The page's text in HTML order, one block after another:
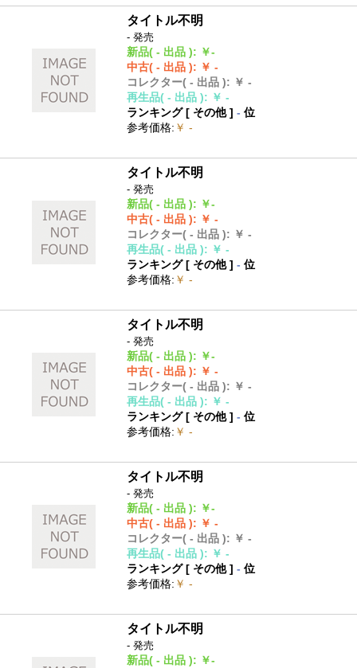
タイトル不明
- 発売
新品( - 出品 ): ￥-
中古( - 出品 ): ￥ -
コレクター( - 出品 ): ￥ -
再生品( - 出品 ): ￥ -
ランキング [ その他]- 位
参考価格: ￥ -
タイトル不明
- 発売
新品( - 出品 ): ￥-
中古( - 出品 ): ￥ -
コレクター( - 出品 ): ￥ -
再生品( - 出品 ): ￥ -
ランキング [ その他]- 位
参考価格: ￥ -
タイトル不明
- 発売
新品( - 出品 ): ￥-
中古( - 出品 ): ￥ -
コレクター( - 出品 ): ￥ -
再生品( - 出品 ): ￥ -
ランキング [ その他]- 位
参考価格: ￥ -
タイトル不明
- 発売
新品( - 出品 ): ￥-
中古( - 出品 ): ￥ -
コレクター( - 出品 ): ￥ -
再生品( - 出品 ): ￥ -
ランキング [ その他]- 位
参考価格: ￥ -
タイトル不明
- 発売
新品( - 出品 ): ￥-